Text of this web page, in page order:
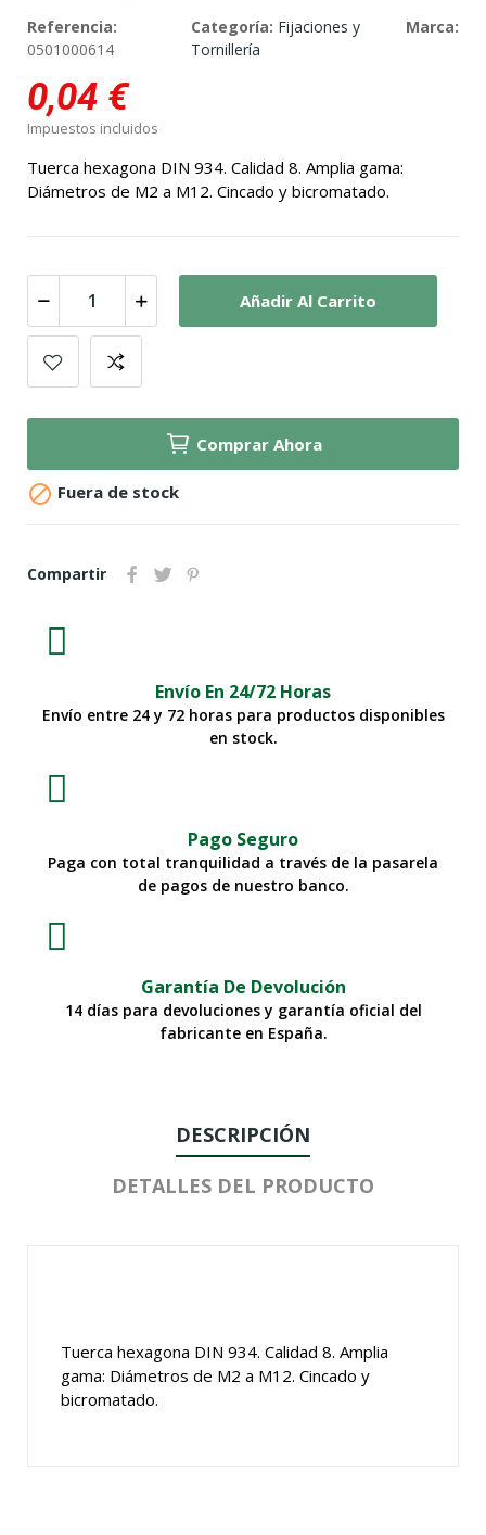
Referencia:
0501000614
Categoría: Fijaciones y
Tornillería
Marca:
0,04 €
Impuestos incluidos
Tuerca hexagona DIN 934. Calidad 8. Amplia gama:
Diámetros de M2 a M12. Cincado y bicromatado.
Añadir Al Carrito
Comprar Ahora
 Fuera de stock
Compartir
Envío En 24/72 Horas
Envío entre 24 y 72 horas para productos disponibles
en stock.
Pago Seguro
Paga con total tranquilidad a través de la pasarela
de pagos de nuestro banco.
Garantía De Devolución
14 días para devoluciones y garantía oficial del
fabricante en España.
DESCRIPCIÓN
DETALLES DEL PRODUCTO
Tuerca hexagona DIN 934. Calidad 8. Amplia
gama: Diámetros de M2 a M12. Cincado y
bicromatado.